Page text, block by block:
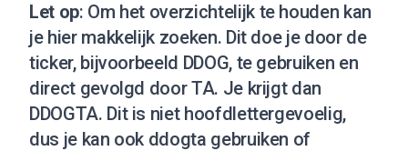
Let op: Om het overzichtelijk te houden kan
je hier makkelijk zoeken. Dit doe je door de
ticker, bijvoorbeeld DDOG, te gebruiken en
direct gevolgd door TA. Je krijgt dan
DDOGTA. Dit is niet hoofdlettergevoelig,
dus je kan ook ddogta gebruiken of